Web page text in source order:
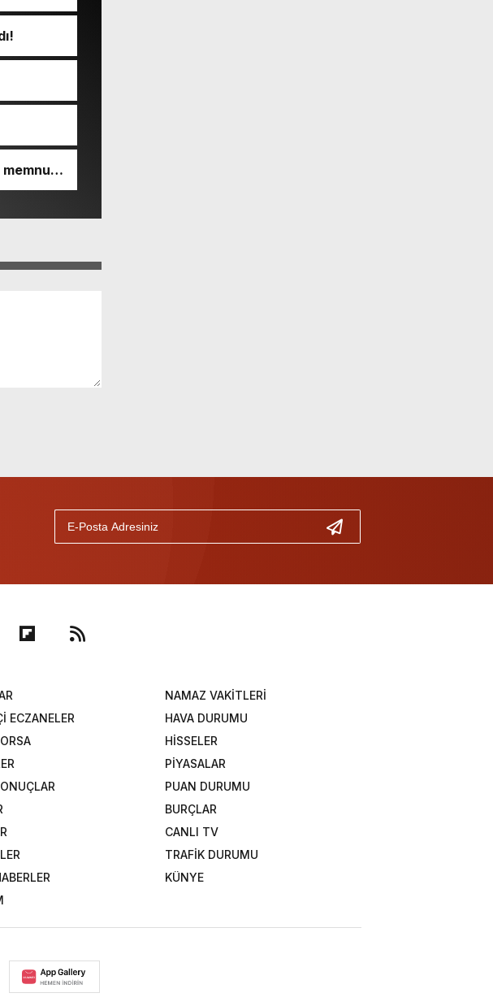
NAMAZ VAKİTLERİ
ECZANELER
HAVA DURUMU
HİSSELER
PİYASALAR
PUAN DURUMU
BURÇLAR
CANLI TV
TRAFİK DURUMU
KÜNYE